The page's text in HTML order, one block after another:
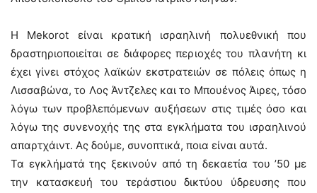
Η Mekorot είναι κρατική ισραηλινή πολυεθνική που
δραστηριοποιείται σε διάφορες περιοχές του πλανήτη κι
έχει γίνει στόχος λαϊκών εκστρατειών σε πόλεις όπως η
Λισσαβώνα, το Λος Άντζελες και το Μπουένος Άιρες, τόσο
λόγω των προβλεπόμενων αυξήσεων στις τιμές όσο και
λόγω της συνενοχής της στα εγκλήματα του ισραηλινού
απαρτχάιντ. Ας δούμε, συνοπτικά, ποια είναι αυτά.
Τα εγκλήματά της ξεκινούν από τη δεκαετία του ’50 με
την κατασκευή του τεράστιου δικτύου ύδρευσης που